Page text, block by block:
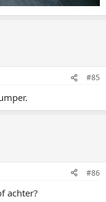
#85
#86
achter?